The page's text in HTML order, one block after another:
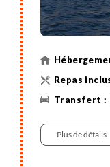
Plus de détails